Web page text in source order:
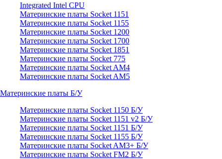
Integrated Intel CPU
Материнские платы Socket 1151
Материнские платы Socket 1155
Материнские платы Socket 1200
Материнские платы Socket 1700
Материнские платы Socket 1851
Материнские платы Socket 775
Материнские платы Socket AM4
Материнские платы Socket AM5
Материнские платы Б/У
Материнские платы Socket 1150 Б/У
Материнские платы Socket 1151 v2 Б/У
Материнские платы Socket 1151 Б/У
Материнские платы Socket 1155 Б/У
Материнские платы Socket AM3+ Б/У
Материнские платы Socket FM2 Б/У